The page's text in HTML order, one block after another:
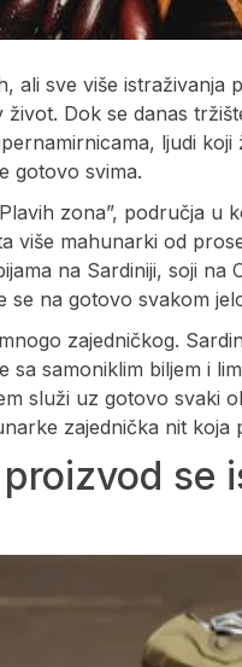
ali sve više
Dok se danas
ljudi
gotovo svima.
zona”, područja u
više mahunarki od
na Sardiniji, soji
se na gotovo svakom
zajedničkog.
samoniklim biljem i
služi uz gotovo svaki
zajednička nit koja
se